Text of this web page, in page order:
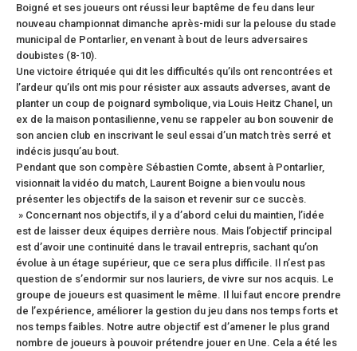
Boigné et ses joueurs ont réussi leur baptême de feu dans leur
nouveau championnat dimanche après-midi sur la pelouse du stade
municipal de Pontarlier, en venant à bout de leurs adversaires
doubistes (8-10).
Une victoire étriquée qui dit les difficultés qu’ils ont rencontrées et
l’ardeur qu’ils ont mis pour résister aux assauts adverses, avant de
planter un coup de poignard symbolique, via Louis Heitz Chanel, un
ex de la maison pontasilienne, venu se rappeler au bon souvenir de
son ancien club en inscrivant le seul essai d’un match très serré et
indécis jusqu’au bout.
Pendant que son compère Sébastien Comte, absent à Pontarlier,
visionnait la vidéo du match, Laurent Boigne a bien voulu nous
présenter les objectifs de la saison et revenir sur ce succès.
» Concernant nos objectifs, il y a d’abord celui du maintien, l’idée
est de laisser deux équipes derrière nous. Mais l’objectif principal
est d’avoir une continuité dans le travail entrepris, sachant qu’on
évolue à un étage supérieur, que ce sera plus difficile. Il n’est pas
question de s’endormir sur nos lauriers, de vivre sur nos acquis. Le
groupe de joueurs est quasiment le même. Il lui faut encore prendre
de l’expérience, améliorer la gestion du jeu dans nos temps forts et
nos temps faibles. Notre autre objectif est d’amener le plus grand
nombre de joueurs à pouvoir prétendre jouer en Une. Cela a été les